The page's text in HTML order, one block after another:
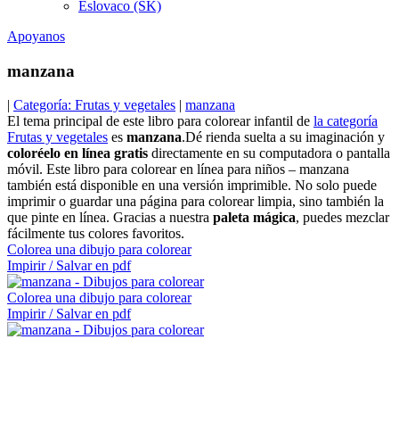
Eslovaco (SK)
Apoyanos
manzana
| Categoría: Frutas y vegetales | manzana
El tema principal de este libro para colorear infantil de la categoría
Frutas y vegetales es manzana.Dé rienda suelta a su imaginación y
coloréelo en línea gratis directamente en su computadora o pantalla
móvil. Este libro para colorear en línea para niños – manzana
también está disponible en una versión imprimible. No solo puede
imprimir o guardar una página para colorear limpia, sino también la
que pinte en línea. Gracias a nuestra paleta mágica, puedes mezclar
fácilmente tus colores favoritos.
Colorea una dibujo para colorear
Impirir / Salvar en pdf
Colorea una dibujo para colorear
Impirir / Salvar en pdf